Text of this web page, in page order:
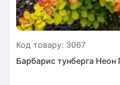
Код товару: 3067
Барбарис тунберга Неон